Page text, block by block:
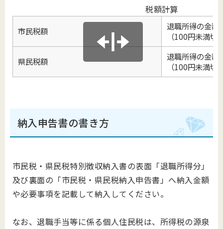
税額計算
市民税額
退職所得の金額
（100円未満切
県民税額
退職所得の金額
（100円未満切
納入申告書の書き方
市民税・県民税特別徴収納入書の表面「退職所得分」
及び裏面の「市民税・県民税納入申告書」へ納入金額
や必要事項を記載して納入してください。
なお、退職手当等に係る個人住民税は、所得税の源泉